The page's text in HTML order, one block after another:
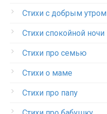
Стихи с добрым утром
Стихи спокойной ночи
Стихи про семью
Стихи о маме
Стихи про папу